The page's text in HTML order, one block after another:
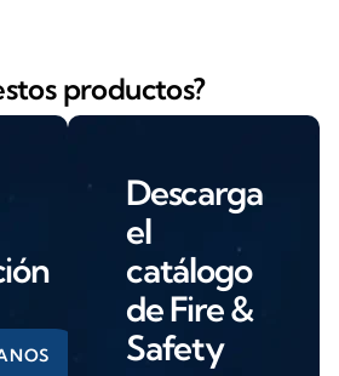
productos?
Descarga
el
catálogo
de Fire &
Safety